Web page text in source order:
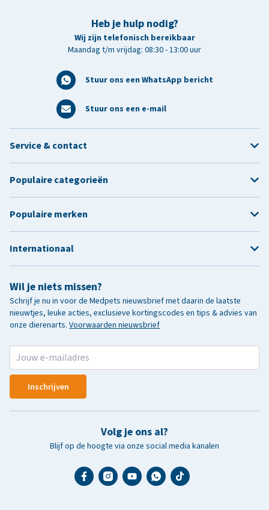
Heb je hulp nodig?
Wij zijn telefonisch bereikbaar
Maandag t/m vrijdag: 08:30 - 13:00 uur
Stuur ons een WhatsApp bericht
Stuur ons een e-mail
Wil je niets missen?
Schrijf je nu in voor de Medpets nieuwsbrief met daarin de laatste
nieuwtjes, leuke acties, exclusieve kortingscodes en tips & advies van
onze dierenarts. Voorwaarden nieuwsbrief
Inschrijven
Volg je ons al?
Blijf op de hoogte via onze social media kanalen
Service & contact
Populaire categorieën
Populaire merken
Internationaal